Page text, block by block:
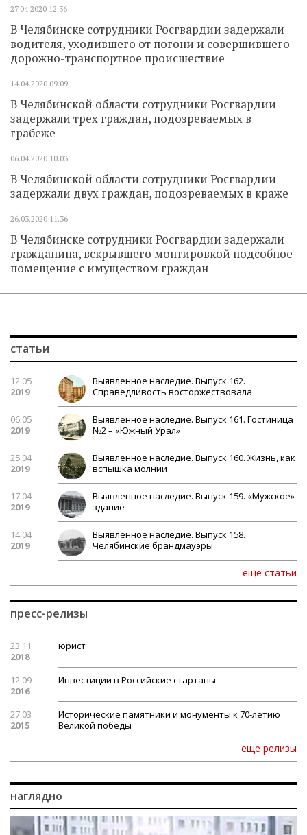
27.04.2020 12.36
В Челябинске сотрудники Росгвардии задержали
водителя, уходившего от погони и совершившего
дорожно-транспортное происшествие
14.04.2020 09.09
В Челябинской области сотрудники Росгвардии
задержали трех граждан, подозреваемых в
грабеже
06.04.2020 10.03
В Челябинской области сотрудники Росгвардии
задержали двух граждан, подозреваемых в краже
26.03.2020 11.36
В Челябинске сотрудники Росгвардии задержали
гражданина, вскрывшего монтировкой подсобное
помещение с имуществом граждан
статьи
12.05
2019
Выявленное наследие. Выпуск 162.
Справедливость восторжествовала
06.05
2019
Выявленное наследие. Выпуск 161. Гостиница
№2 – «Южный Урал»
25.04
2019
Выявленное наследие. Выпуск 160. Жизнь, как
вспышка молнии
17.04
2019
Выявленное наследие. Выпуск 159. «Мужское»
здание
14.04
2019
Выявленное наследие. Выпуск 158.
Челябинские брандмауэры
еще статьи
пресс-релизы
23.11
2018
юрист
12.09
2016
Инвестиции в Российские стартапы
27.03
2015
Исторические памятники и монументы к 70-летию
Великой победы
еще релизы
наглядно